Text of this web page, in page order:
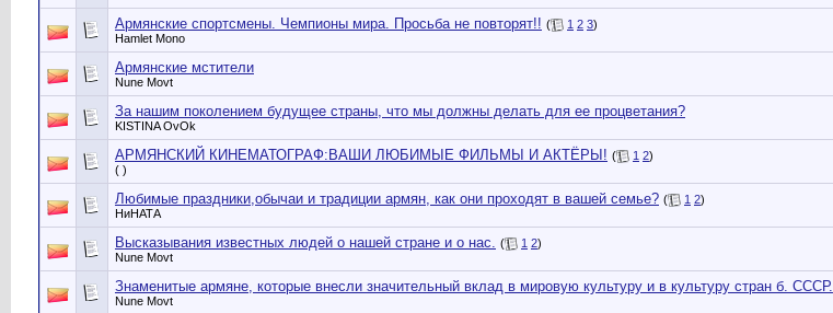
Армянские спортсмены. Чемпионы мира. Просьба не повторят!! ( 1 2 3)
Hamlet Mono
Армянские мстители
Nune Movt
За нашим поколением будущее страны, что мы должны делать для ее процветания?
KISTINA OvОk
АРМЯНСКИЙ КИНЕМАТОГРАФ:ВАШИ ЛЮБИМЫЕ ФИЛЬМЫ И АКТЁРЫ! ( 1 2)
( )
Любимые праздники,обычаи и традиции армян, как они проходят в вашей семье? ( 1 2)
НиНАТА
Высказывания известных людей о нашей стране и о нас. ( 1 2)
Nune Movt
Знаменитые армяне, которые внесли значительный вклад в мировую культуру и в культуру стран б. СССР.
Nune Movt